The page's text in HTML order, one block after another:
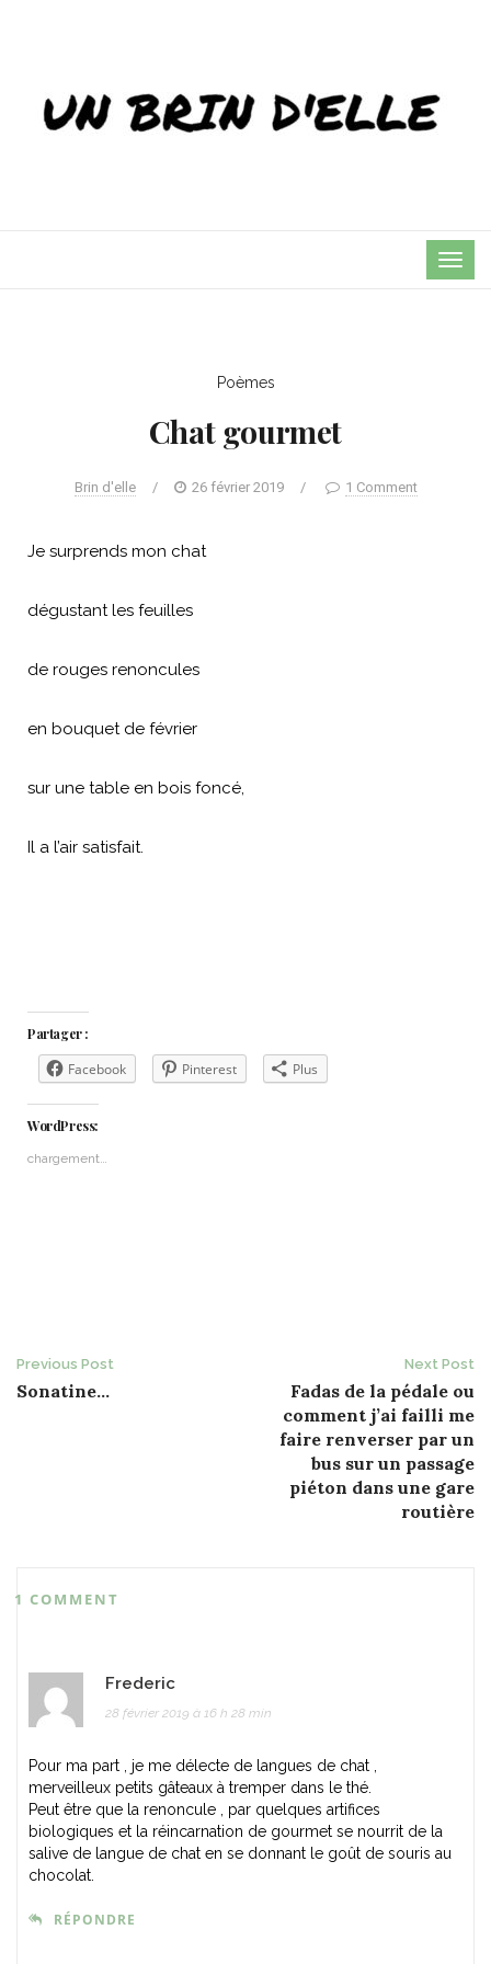
Poèmes
Chat gourmet
Brin d'elle / 26 février 2019 / 1 Comment
Je surprends mon chat
dégustant les feuilles
de rouges renoncules
en bouquet de février
sur une table en bois foncé,
Il a l’air satisfait.
Partager :
Facebook Pinterest Plus
WordPress:
chargement…
Post
Previous Post
Sonatine…
Next Post
Fadas de la pédale ou
comment j’ai failli me
faire renverser par un
bus sur un passage
piéton dans une gare
routière
1 COMMENT
Frederic
28 février 2019 à 16 h 28 min
Pour ma part , je me délecte de langues de chat ,
merveilleux petits gâteaux à tremper dans le thé.
Peut être que la renoncule , par quelques artifices
biologiques et la réincarnation de gourmet se nourrit de la
salive de langue de chat en se donnant le goût de souris au
chocolat.
RÉPONDRE